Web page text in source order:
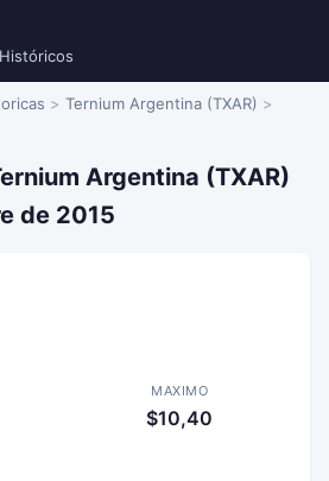
Históricos
Ternium Argentina (TXAR)
Argentina (TXAR)
de 2015
MAXIMO
$10,40